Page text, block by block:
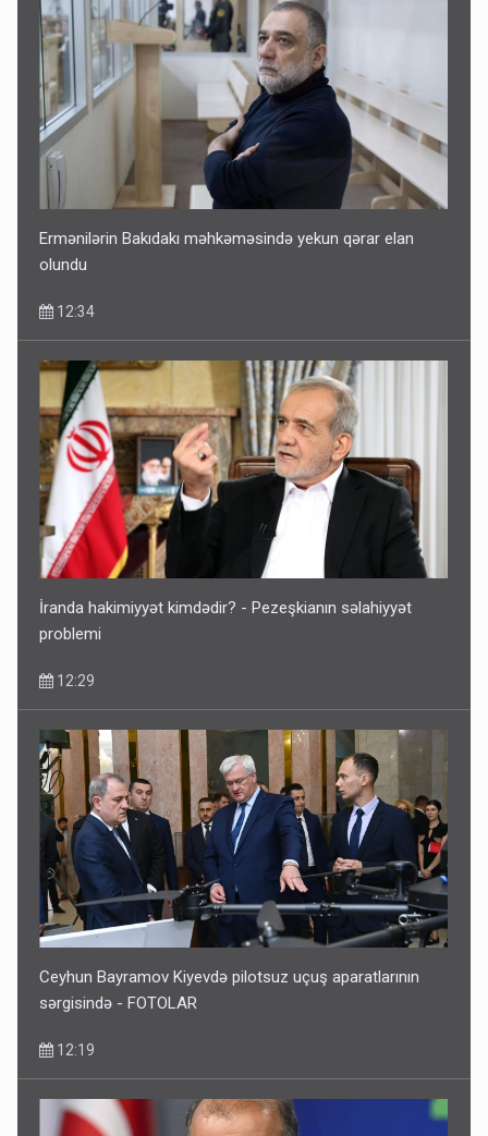
Ermənilərin Bakıdakı məhkəməsində yekun qərar elan
olundu
12:34
İranda hakimiyyət kimdədir? - Pezeşkianın səlahiyyət
problemi
12:29
Ceyhun Bayramov Kiyevdə pilotsuz uçuş aparatlarının
sərgisində - FOTOLAR
12:19